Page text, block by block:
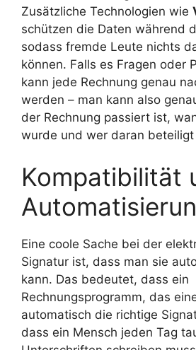
Zusätzliche Technologien wie
schützen die Daten während
sodass fremde Leute nichts
können. Falls es Fragen oder
kann jede Rechnung genau
werden – man kann also
der Rechnung passiert ist,
wurde und wer daran beteiligt
Kompatibilität
Eine coole Sache bei der
Signatur ist, dass man sie
kann. Das bedeutet, dass ein
Rechnungsprogramm, das
automatisch die richtige
dass ein Mensch jeden Tag